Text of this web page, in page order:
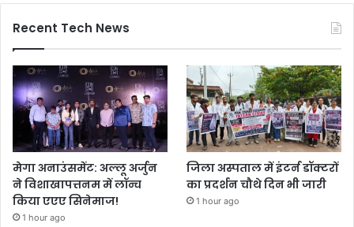
Recent Tech News
मेगा अनाउंसमेंट: अल्लू अर्जुन
ने विशाखापत्तनम में लॉन्च
किया एएए सिनेमाज!
1 hour ago
जिला अस्पताल में इंटर्न डॉक्टरों
का प्रदर्शन चौथे दिन भी जारी
1 hour ago